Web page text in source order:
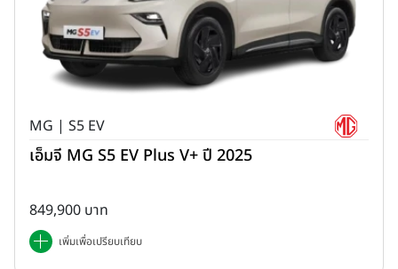
MG | S5 EV
เอ็มจี MG S5 EV Plus V+ ปี 2025
849,900 บาท
เพิ่มเพื่อเปรียบเทียบ